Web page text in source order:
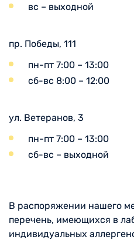
вс – выходной
пр. Победы, 111
пн-пт 7:00 – 13:00
сб-вс 8:00 – 12:00
ул. Ветеранов, 3
пн-пт 7:00 – 13:00
сб-вс – выходной
В распоряжении нашего
перечень, имеющихся в
индивидуальных